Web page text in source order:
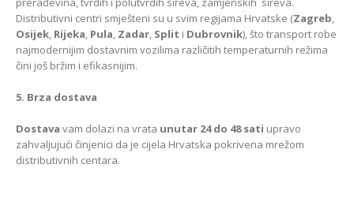
Distributivni centri smješteni su u svim regijama Hrvatske (Zagreb,
Osijek, Rijeka, Pula, Zadar, Split i Dubrovnik), što transport robe
najmodernijim dostavnim vozilima različitih temperaturnih režima
čini još bržim i efikasnijim.
5. Brza dostava
Dostava vam dolazi na vrata unutar 24 do 48 sati upravo
zahvaljujući činjenici da je cijela Hrvatska pokrivena mrežom
distributivnih centara.